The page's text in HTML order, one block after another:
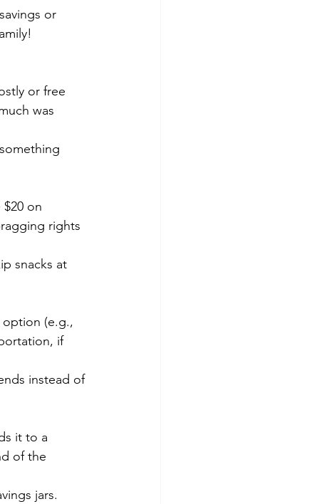
or
or free
was
on
rights
snacks at
option (e.g.,
if
instead of
it to a
of the
jars.